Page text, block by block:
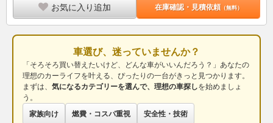
お気に入り追加 在庫確認・見積依頼（無料）
車選び、迷っていませんか？
「そろそろ買い替えたいけど、どんな車がいいんだろう？」あなたの
理想のカーライフを叶える、ぴったりの一台がきっと見つかります。
まずは、 気になるカテゴリーを選んで、理想の車探しを始めましょ
う。
家族向け
燃費・コスパ重視 安全性・技術